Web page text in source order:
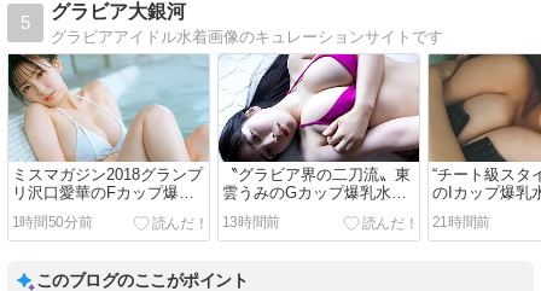
5
グラビア大銀河
グラビアアイドル水着画像のキュレーションサイトです
ミスマガジン2018グランプ
リ沢口愛華のFカップ爆乳
水着画像【153：王者の風
格を纏う至高のプロポーシ
1時間50分前
〝グラビア界の二刀流〟東
雲うみのGカップ爆乳水着
画像【111：才色兼備のト
ップランナーが切り拓く新
13時間前
“チート級スタ
のIカップ爆乳
【28：圧倒的
究極の美の螺
21時間前
このブログのここがポイント